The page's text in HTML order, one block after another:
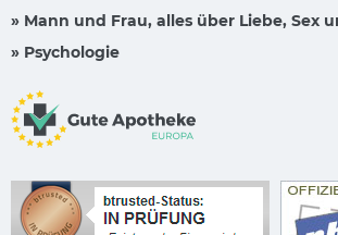
» Mann und Frau, alles über Liebe, Sex
» Psychologie